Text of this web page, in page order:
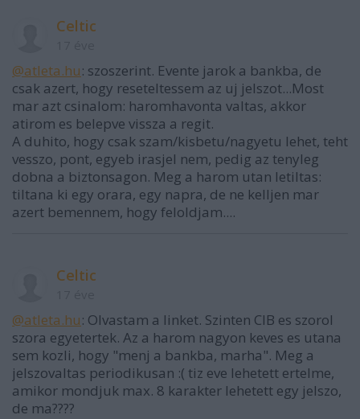
Celtic
@atleta.hu: szoszerint. Evente jarok a bankba, de
csak azert, hogy reseteltessem az uj jelszot...Most
mar azt csinalom: haromhavonta valtas, akkor
atirom es belepve vissza a regit.
A duhito, hogy csak szam/kisbetu/nagyetu lehet, teht
vesszo, pont, egyeb irasjel nem, pedig az tenyleg
dobna a biztonsagon. Meg a harom utan letiltas:
tiltana ki egy orara, egy napra, de ne kelljen mar
azert bemennem, hogy feloldjam....
Celtic
@atleta.hu: Olvastam a linket. Szinten CIB es szorol
szora egyetertek. Az a harom nagyon keves es utana
sem kozli, hogy "menj a bankba, marha". Meg a
jelszovaltas periodikusan :( tiz eve lehetett ertelme,
amikor mondjuk max. 8 karakter lehetett egy jelszo,
de ma????